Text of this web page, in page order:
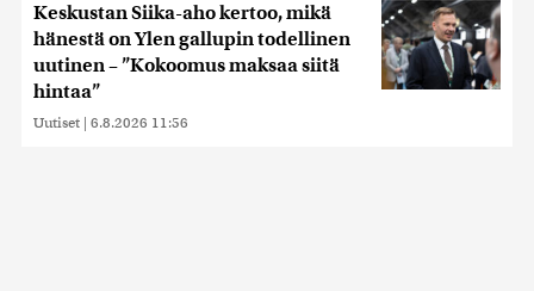
Keskustan Siika-aho kertoo, mikä
hänestä on Ylen gallupin todellinen
uutinen – ”Kokoomus maksaa siitä
hintaa”
Uutiset | 6.8.2026 11:56